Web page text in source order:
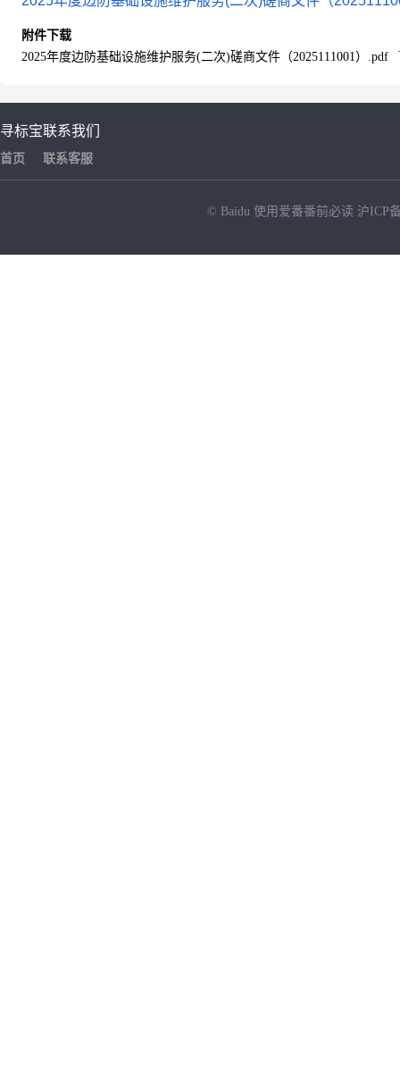
附件下载
2025年度边防基础设施维护服务(二次)磋商文件（2025111001）.pdf
寻标宝
首页
联系我们
联系客服
© Baidu 使用爱番番前必读 沪ICP